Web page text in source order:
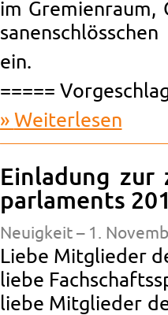
im Gre­mi­en­raum,
sa­nen­schlöss­chen
ein.
=====
Wei­ter­le­sen
Ein­la­dung
par­la­ments
Neu­ig­keit – 1.
Liebe Mit­glie­der
liebe
liebe Mit­glie­der